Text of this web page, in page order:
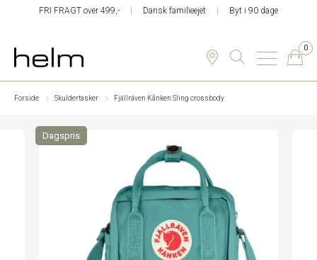
FRI FRAGT over 499,- Dansk familieejet Byt i 90 dage
0
Forside Skuldertasker Fjällräven Kånken Sling crossbody
Dagspris